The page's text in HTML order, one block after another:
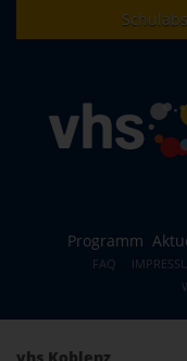
Programm
FAQ